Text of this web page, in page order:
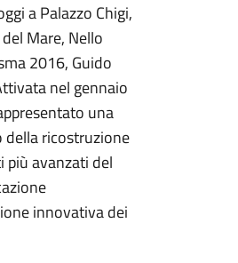
a Palazzo Chigi,
Mare, Nello
2016, Guido
nel gennaio
una
della ricostruzione
più avanzati del
innovativa dei